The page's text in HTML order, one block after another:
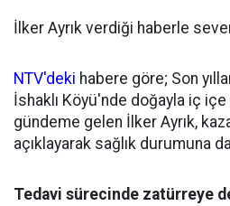
İlker Ayrık verdiği haberle
NTV'deki habere göre; Son
İshaklı Köyü'nde doğayla iç
gündeme gelen İlker Ayrık,
açıklayarak sağlık durumuna
Tedavi sürecinde zatürreye de